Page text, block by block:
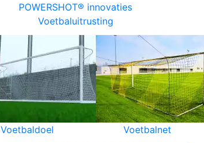
POWERSHOT® innovaties
Voetbaluitrusting
Voetbaldoel Voetbalnet